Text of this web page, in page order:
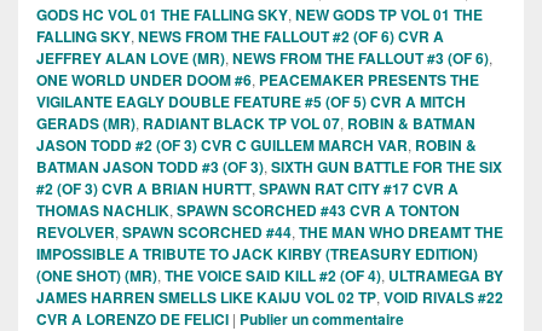
GODS HC VOL 01 THE FALLING SKY, NEW GODS TP VOL 01 THE
FALLING SKY, NEWS FROM THE FALLOUT #2 (OF 6) CVR A
JEFFREY ALAN LOVE (MR), NEWS FROM THE FALLOUT #3 (OF 6),
ONE WORLD UNDER DOOM #6, PEACEMAKER PRESENTS THE
VIGILANTE EAGLY DOUBLE FEATURE #5 (OF 5) CVR A MITCH
GERADS (MR), RADIANT BLACK TP VOL 07, ROBIN & BATMAN
JASON TODD #2 (OF 3) CVR C GUILLEM MARCH VAR, ROBIN &
BATMAN JASON TODD #3 (OF 3), SIXTH GUN BATTLE FOR THE SIX
#2 (OF 3) CVR A BRIAN HURTT, SPAWN RAT CITY #17 CVR A
THOMAS NACHLIK, SPAWN SCORCHED #43 CVR A TONTON
REVOLVER, SPAWN SCORCHED #44, THE MAN WHO DREAMT THE
IMPOSSIBLE A TRIBUTE TO JACK KIRBY (TREASURY EDITION)
(ONE SHOT) (MR), THE VOICE SAID KILL #2 (OF 4), ULTRAMEGA BY
JAMES HARREN SMELLS LIKE KAIJU VOL 02 TP, VOID RIVALS #22
CVR A LORENZO DE FELICI | Publier un commentaire